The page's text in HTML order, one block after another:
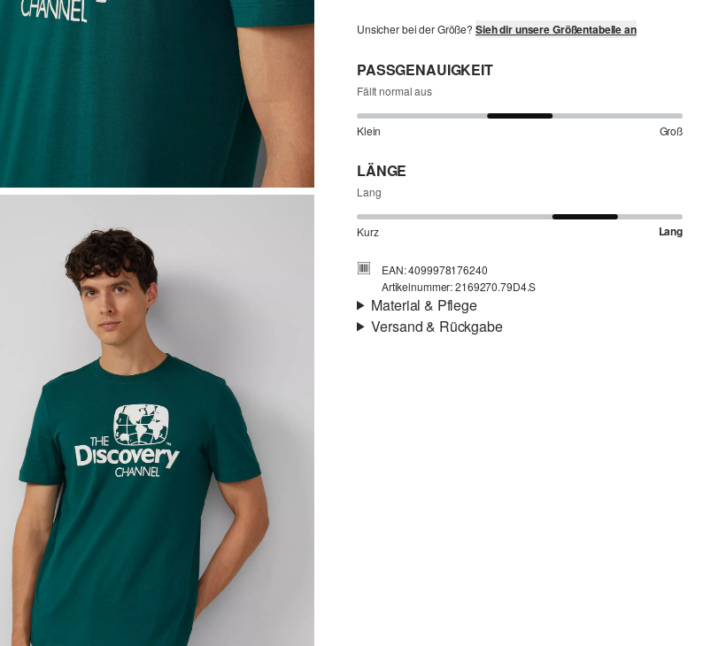
Unsicher bei der Größe? Sieh dir unsere Größentabelle an
PASSGENAUIGKEIT
Fällt normal aus
Klein Groß
LÄNGE
Lang
Kurz Lang
EAN: 4099978176240
Artikelnummer: 2169270.79D4.S
Material & Pflege
Versand & Rückgabe